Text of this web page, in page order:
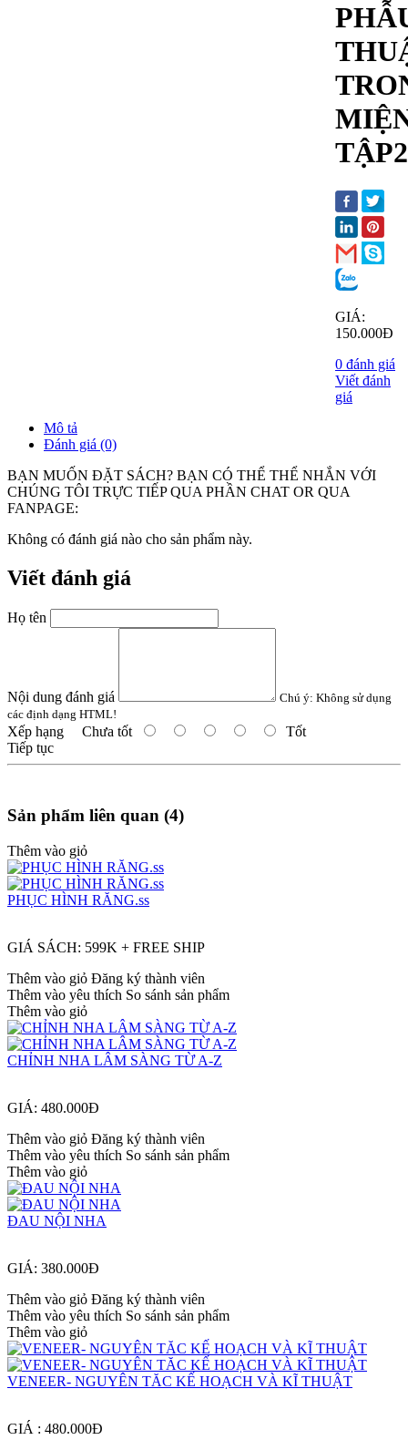
TẬP2
GIÁ:
150.000Đ
0 đánh giá
Viết đánh
giá
Mô tả
Đánh giá (0)
BẠN MUỐN ĐẶT SÁCH? BẠN CÓ THỂ THỂ NHẮN VỚI
CHÚNG TÔI TRỰC TIẾP QUA PHẦN CHAT OR QUA
FANPAGE:
Không có đánh giá nào cho sản phẩm này.
Viết đánh giá
Họ tên
Nội dung đánh giá Chú ý: Không sử dụng
các định dạng HTML!
Xếp hạng Chưa tốt
Tốt
Tiếp tục
Sản phẩm liên quan (4)
Thêm vào giỏ
PHỤC HÌNH RĂNG.ss
GIÁ SÁCH: 599K + FREE SHIP
Thêm vào giỏ Đăng ký thành viên
Thêm vào yêu thích So sánh sản phẩm
Thêm vào giỏ
CHỈNH NHA LÂM SÀNG TỪ A-Z
GIÁ: 480.000Đ
Thêm vào giỏ Đăng ký thành viên
Thêm vào yêu thích So sánh sản phẩm
Thêm vào giỏ
ĐAU NỘI NHA
GIÁ: 380.000Đ
Thêm vào giỏ Đăng ký thành viên
Thêm vào yêu thích So sánh sản phẩm
Thêm vào giỏ
VENEER- NGUYÊN TĂC KẾ HOẠCH VÀ KĨ THUẬT
GIÁ : 480.000Đ